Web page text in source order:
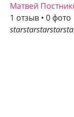
Матвей
1 отзыв • 0 фото
starstarstarstar